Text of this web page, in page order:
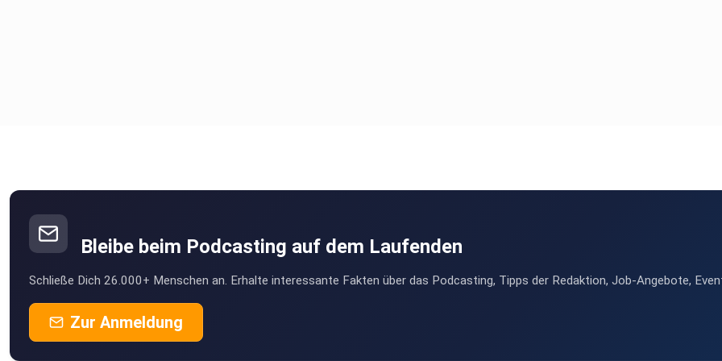
letterboxd.com/lukepfg
letterboxd.com/ninjastein
Bleibe beim Podcasting auf dem Laufenden
Schließe Dich 26.000+ Menschen an. Erhalte interessante Fakten über das Podcasting, Tipps der Redaktion, Job-Angebote,
Zur Anmeldung